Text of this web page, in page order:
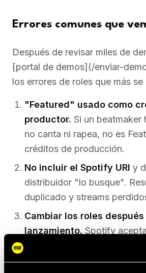
Errores comunes que
Después de revisar miles de
[portal de demos](/enviar-
los errores de roles que más se
"Featured" usado como
productor. Si un beatmaker
no canta ni rapea, no es
créditos de producción.
No incluir el Spotify URI y
distribuidor "lo busque".
duplicado y streams
Cambiar los roles
lanzamiento. Spotify
Etiquetar como Primary a